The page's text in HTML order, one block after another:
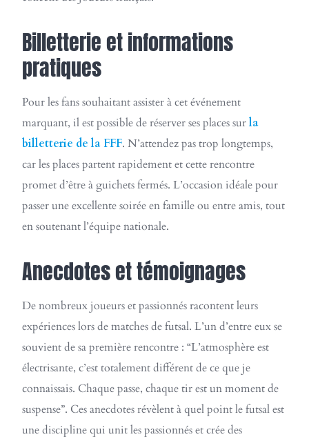
Billetterie et informations
pratiques
Pour les fans souhaitant assister à cet événement
marquant, il est possible de réserver ses places surla
billetterie de la FFF. N’attendez pas trop longtemps,
car les places partent rapidement et cette rencontre
promet d’être à guichets fermés. L’occasion idéale pour
passer une excellente soirée en famille ou entre amis, tout
en soutenant l’équipe nationale.
Anecdotes et témoignages
De nombreux joueurs et passionnés racontent leurs
expériences lors de matches de futsal. L’un d’entre eux se
souvient de sa première rencontre : “L’atmosphère est
électrisante, c’est totalement différent de ce que je
connaissais. Chaque passe, chaque tir est un moment de
suspense”. Ces anecdotes révèlent à quel point le futsal est
une discipline qui unit les passionnés et crée des